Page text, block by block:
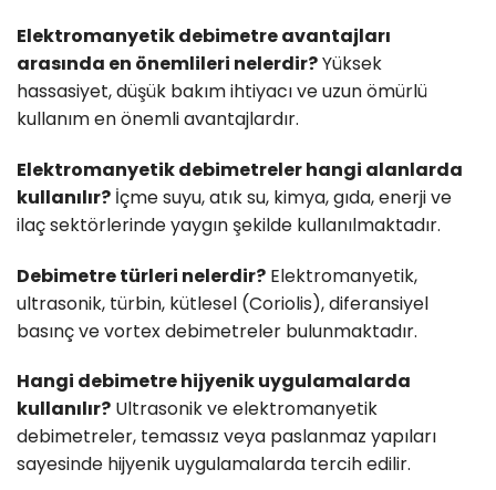
Elektromanyetik debimetre avantajları
arasında en önemlileri nelerdir?Yüksek
hassasiyet, düşük bakım ihtiyacı ve uzun ömürlü
kullanım en önemli avantajlardır.
Elektromanyetik debimetreler hangi alanlarda
kullanılır? İçme suyu, atık su, kimya, gıda, enerji ve
ilaç sektörlerinde yaygın şekilde kullanılmaktadır.
Debimetre türleri nelerdir? Elektromanyetik,
ultrasonik, türbin, kütlesel (Coriolis), diferansiyel
basınç ve vortex debimetreler bulunmaktadır.
Hangi debimetre hijyenik uygulamalarda
kullanılır? Ultrasonik ve elektromanyetik
debimetreler, temassız veya paslanmaz yapıları
sayesinde hijyenik uygulamalarda tercih edilir.